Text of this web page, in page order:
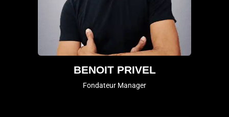
BENOIT PRIVEL
Fondateur Manager